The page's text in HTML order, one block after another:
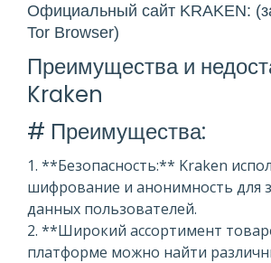
Официальный сайт KRAKEN:
Tor Browser)
Преимущества и
Kraken
# Преимущества:
1. **Безопасность:** Kraken
шифрование и анонимность для
данных пользователей.
2. **Широкий ассортимент
платформе можно найти